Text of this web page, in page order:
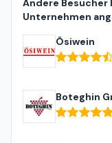
Andere Besucher
Unternehmen
Ösiwein
Boteghin